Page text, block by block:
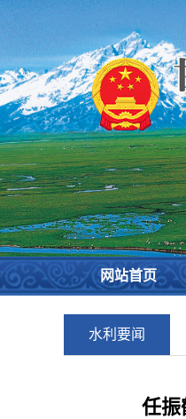
欢
迎
进
入
甘
南
藏
族
自
治
州
水
务
局,
网站首页
水利要闻
任振